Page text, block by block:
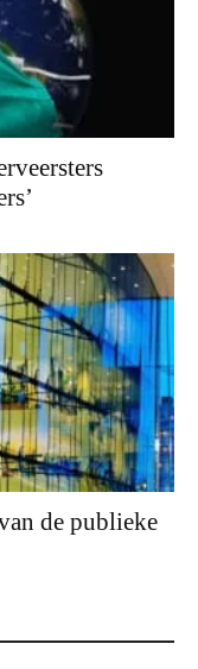
de publieke